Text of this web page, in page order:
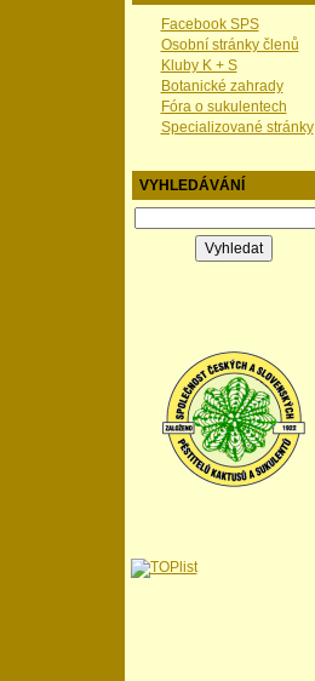
Facebook SPS
Osobní stránky členů
Kluby K + S
Botanické zahrady
Fóra o sukulentech
Specializované stránky
VYHLEDÁVÁNÍ